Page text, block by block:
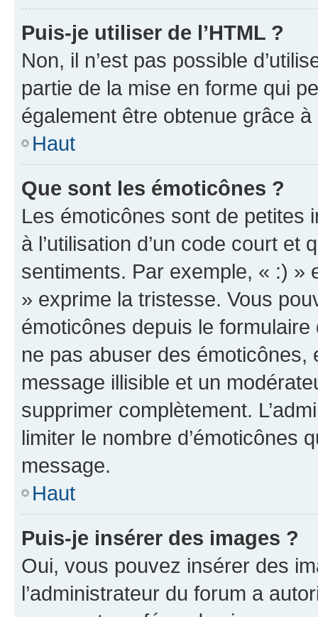
Puis-je utiliser de l’HTML ?
Non, il n’est pas possible
partie de la mise en forme qui
également être obtenue grâce à
Haut
Que sont les émoticônes ?
Les émoticônes sont de petites
à l’utilisation d’un code court et
sentiments. Par exemple, « :) »
» exprime la tristesse. Vous
émoticônes depuis le
ne pas abuser des
message illisible et un
supprimer complètement.
limiter le nombre d’émoticônes
message.
Haut
Puis-je insérer des images ?
Oui, vous pouvez insérer des
l’administrateur du forum a